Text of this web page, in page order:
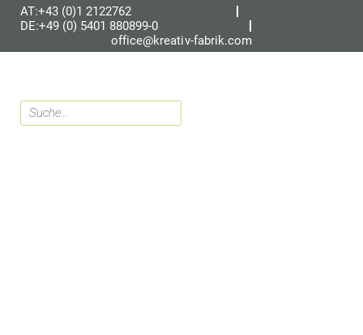
AT:+43 (0)1 2122762
DE:+49 (0) 5401 880899-0
office@kreativ-fabrik.com